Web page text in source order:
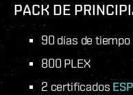
PACK DE
90 días de tiempo
800 PLEX
2 certificados ESP